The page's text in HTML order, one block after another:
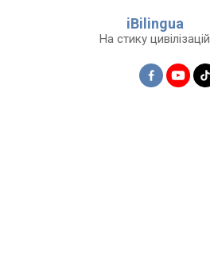
iBilingua
На стику цивілізацій